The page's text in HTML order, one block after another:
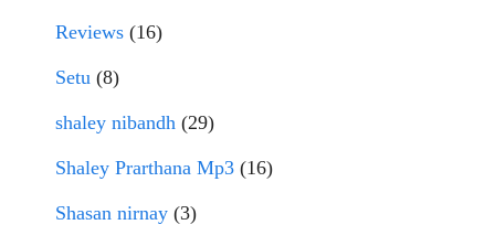
Reviews (16)
Setu (8)
shaley nibandh (29)
Shaley Prarthana Mp3 (16)
Shasan nirnay (3)